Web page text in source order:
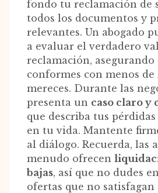
fondo tu reclamación de
todos los documentos y
relevantes. Un abogado
a evaluar el verdadero
reclamación, asegurando
conformes con menos de
mereces. Durante las
presenta un caso claro y
que describa tus
en tu vida. Mantente
al diálogo. Recuerda, las
menudo ofrecen
bajas, así que no dudes
ofertas que no satisfagan